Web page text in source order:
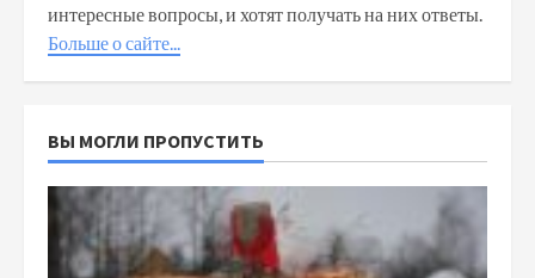
интересные вопросы, и хотят получать на них ответы.
Больше о сайте...
ВЫ МОГЛИ ПРОПУСТИТЬ